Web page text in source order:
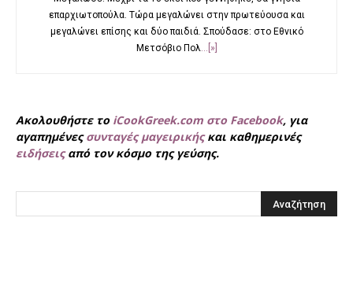
επαρχιωτοπούλα. Τώρα μεγαλώνει στην πρωτεύουσα και
μεγαλώνει επίσης και δύο παιδιά. Σπούδασε: στο Εθνικό
Μετσόβιο Πολ...[»]
Ακολουθήστε το iCookGreek.com στο Facebook, για
αγαπημένεςσυνταγές μαγειρικήςκαι καθημερινές
ειδήσειςαπό τον κόσμο της γεύσης.